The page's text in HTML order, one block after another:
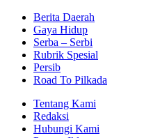
Berita Daerah
Gaya Hidup
Serba – Serbi
Rubrik Spesial
Persib
Road To Pilkada
Tentang Kami
Redaksi
Hubungi Kami